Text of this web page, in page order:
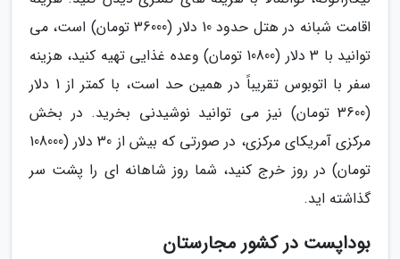
اقامت شبانه در هتل حدود 10 دلار (36000 تومان) است، می
توانید با 3 دلار (10800 تومان) وعده غذایی تهیه کنید، هزینه
سفر با اتوبوس تقریباً در همین حد است، با کمتر از 1 دلار
(3600 تومان) نیز می توانید نوشیدنی بخرید. در بخش
مرکزی آمریکای مرکزی، در صورتی که بیش از 30 دلار (108000
تومان) در روز خرج کنید، شما روز شاهانه ای را پشت سر
گذاشته اید.
بوداپست در کشور مجارستان